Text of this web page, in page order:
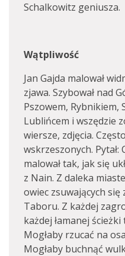
Schalkowitz geniusza.
Wątpliwość
Jan Gajda malował
zjawa. Szybował nad
Pszowem, Rybnikiem,
Lublińcem i wszędzie
wiersze, zdjęcia.
wskrzeszonych. Pytał:
malował tak, jak się
z Nain. Z daleka
owiec zsuwających się
Taboru. Z każdej
każdej łamanej
Mogłaby rzucać na
Mogłaby buchnąć